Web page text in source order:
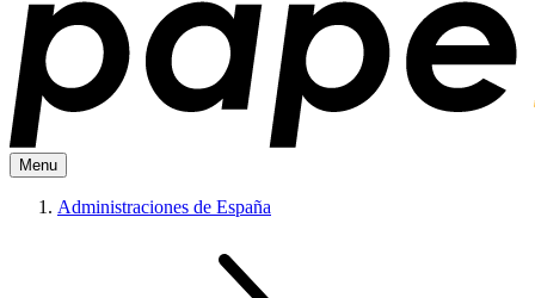
Menu
Administraciones de España